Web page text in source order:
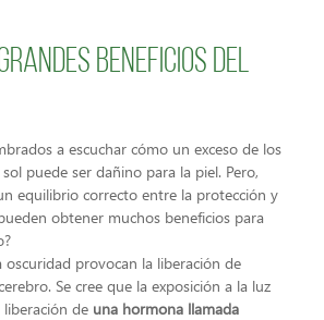
beneficios del
a escuchar cómo un exceso de los
puede ser dañino para la piel. Pero,
equilibrio correcto entre la protección y
obtener muchos beneficios para
oscuridad provocan la liberación de
Se cree que la exposición a la luz
de una hormona llamada